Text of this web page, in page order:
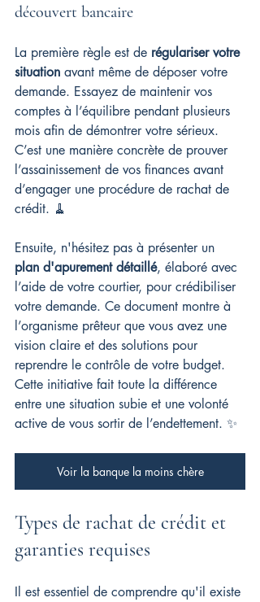
découvert bancaire
La première règle est de régulariser votre
situation avant même de déposer votre
demande. Essayez de maintenir vos
comptes à l’équilibre pendant plusieurs
mois afin de démontrer votre sérieux.
C’est une manière concrète de prouver
l’assainissement de vos finances avant
d’engager une procédure de rachat de
crédit. 🧹
Ensuite, n'hésitez pas à présenter un
plan d'apurement détaillé, élaboré avec
l’aide de votre courtier, pour crédibiliser
votre demande. Ce document montre à
l’organisme prêteur que vous avez une
vision claire et des solutions pour
reprendre le contrôle de votre budget.
Cette initiative fait toute la différence
entre une situation subie et une volonté
active de vous sortir de l’endettement. ✨
Voir la banque la moins chère
Types de rachat de crédit et
garanties requises
Il est essentiel de comprendre qu'il existe